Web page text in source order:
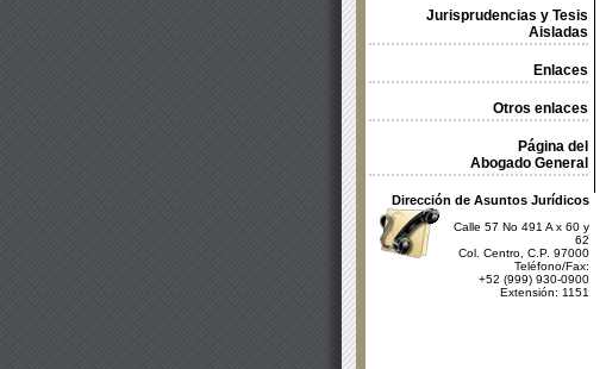
Jurisprudencias y Tesis
Aisladas
Enlaces
Otros enlaces
Página del
Abogado General
Dirección de Asuntos Jurídicos
Calle 57 No 491 A x 60 y
62
Col. Centro, C.P. 97000
Teléfono/Fax:
+52 (999) 930-0900
Extensión: 1151